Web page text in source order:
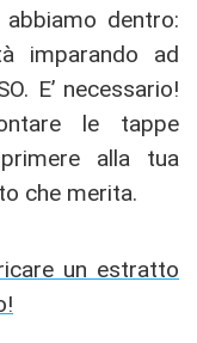
dentro:
imparando ad
E’ necessario!
le tappe
alla tua
che merita.
un estratto